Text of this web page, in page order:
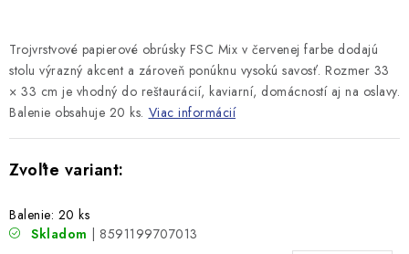
Trojvrstvové papierové obrúsky FSC Mix v červenej farbe dodajú
stolu výrazný akcent a zároveň ponúknu vysokú savosť. Rozmer 33
× 33 cm je vhodný do reštaurácií, kaviarní, domácností aj na oslavy.
Balenie obsahuje 20 ks. Viac informácií
Balenie: 20 ks
Skladom
| 8591199707013